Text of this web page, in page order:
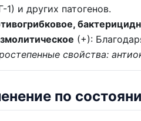
1) и других патогенов.
(+):
свойства:
по